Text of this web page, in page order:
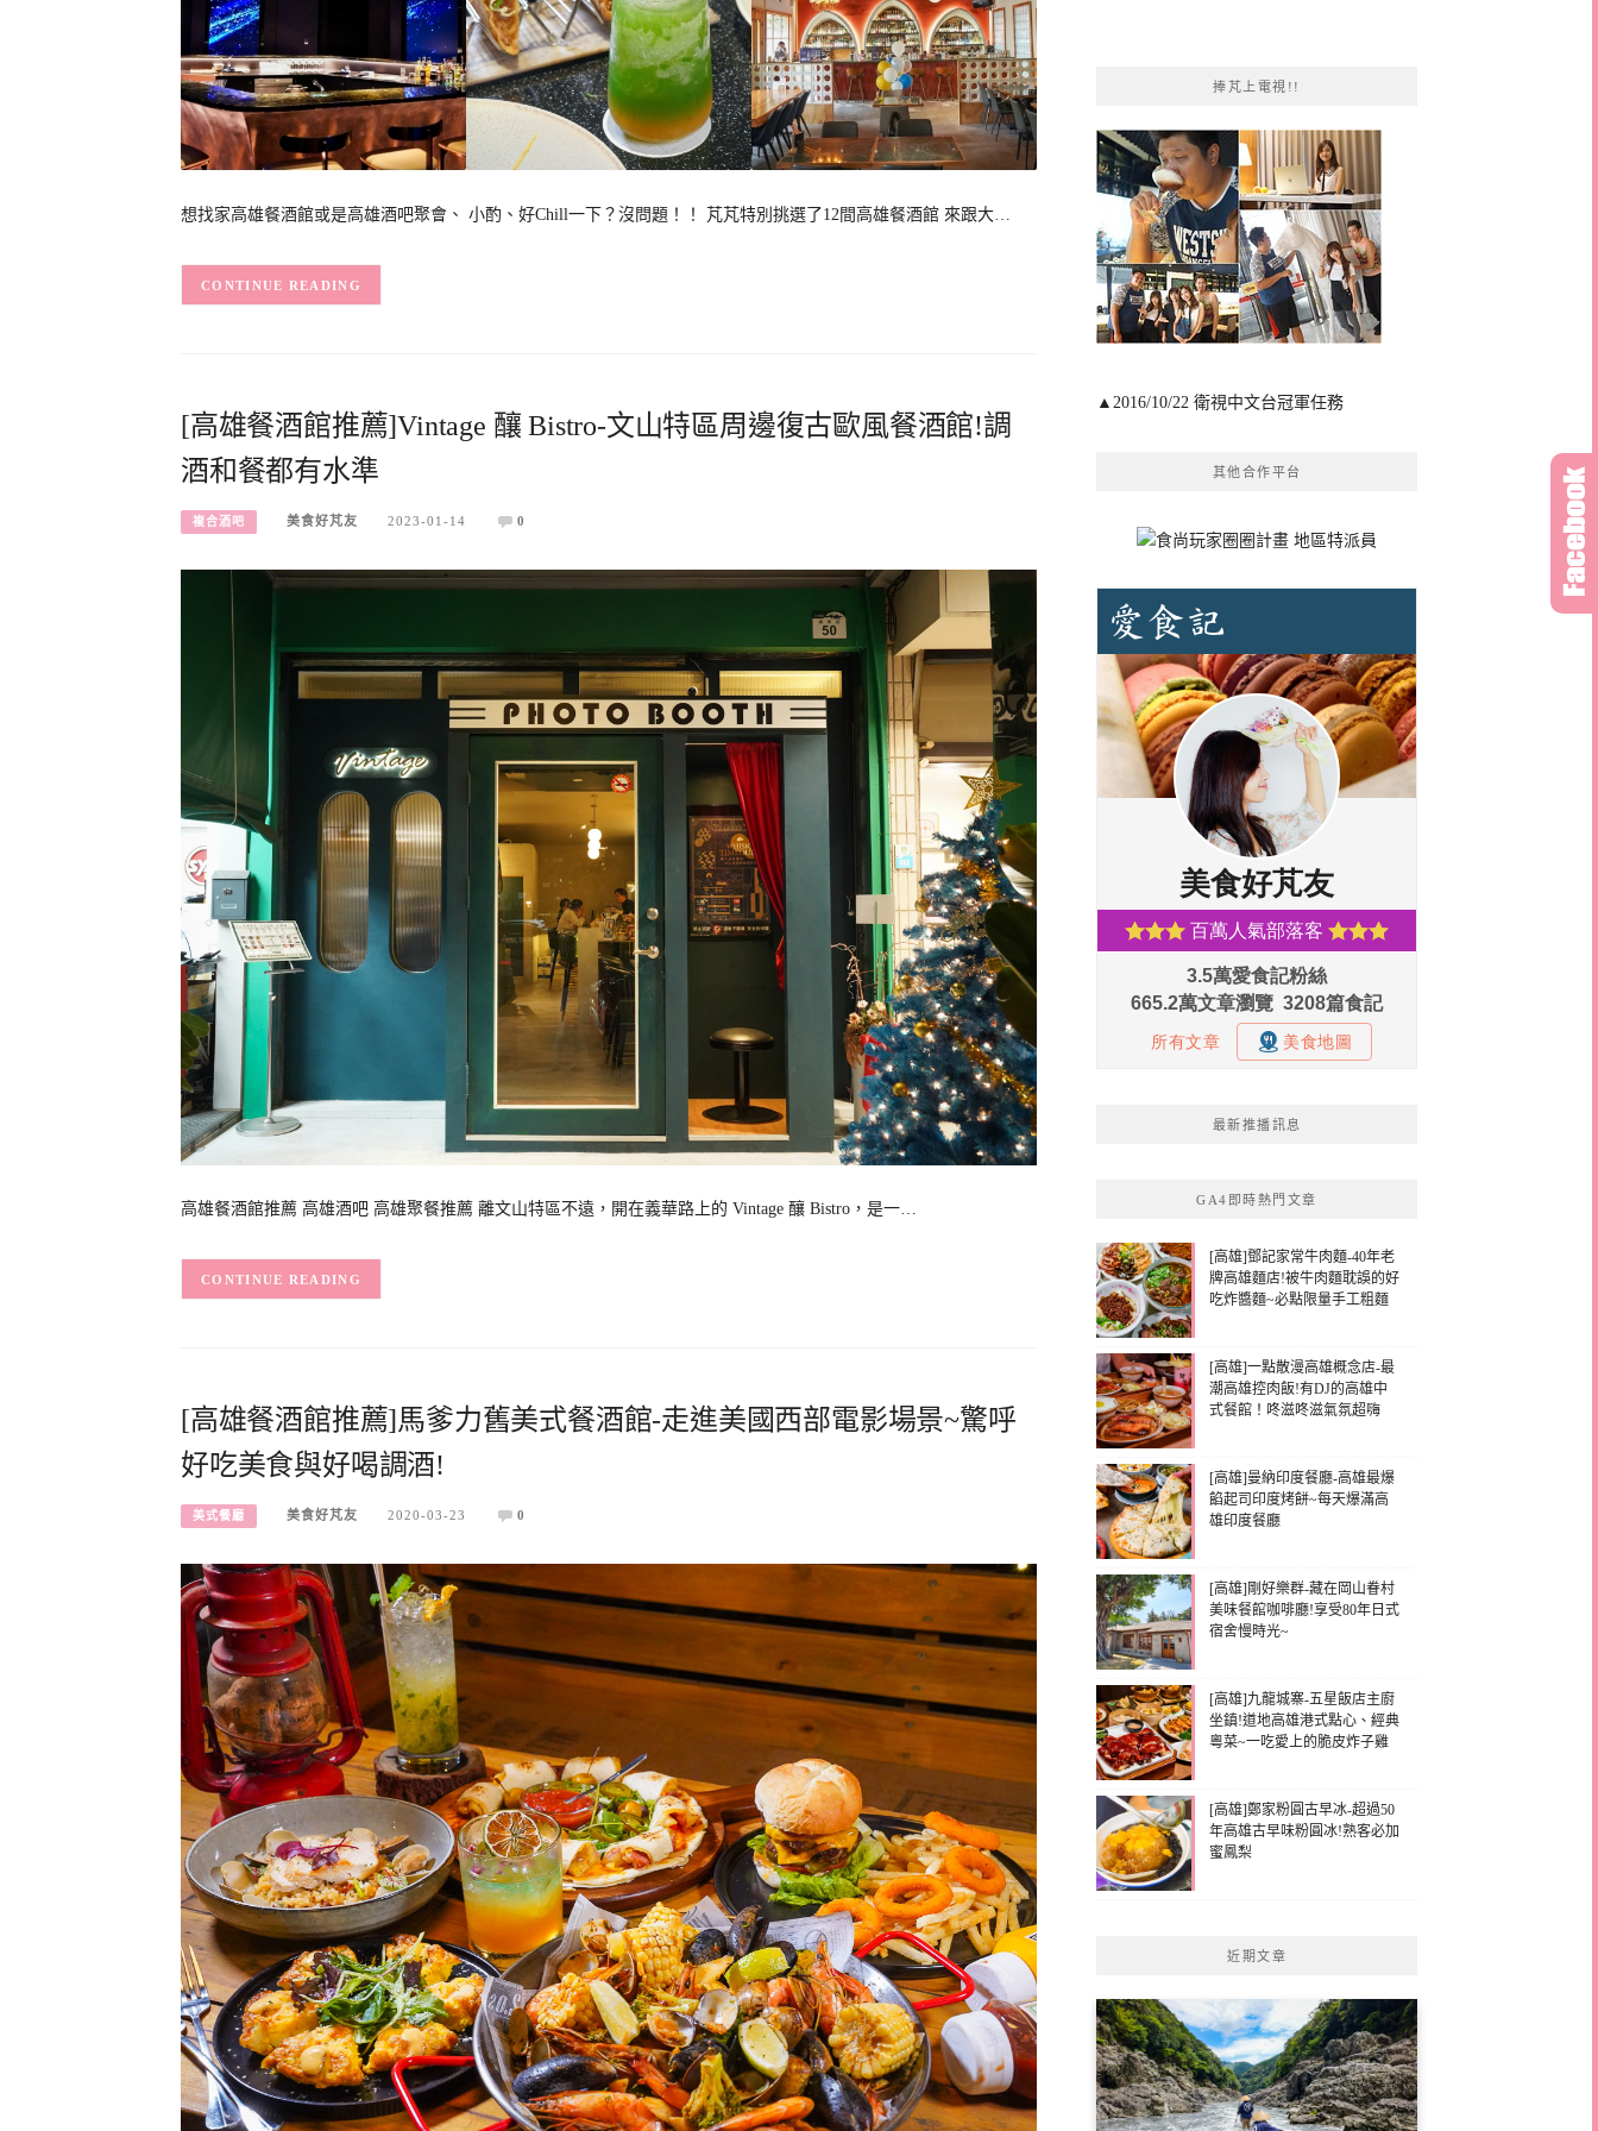
想找家高雄餐酒館或是高雄酒吧聚會、 小酌、好Chill一下？沒問題！！ 芃芃特別挑選了12間高雄餐酒館 來跟大…
CONTINUE READING
[高雄餐酒館推薦]Vintage 釀 Bistro-文山特區周邊復古歐風餐酒館!調
酒和餐都有水準
複合酒吧 美食好芃友 2023-01-14 0
高雄餐酒館推薦 高雄酒吧 高雄聚餐推薦 離文山特區不遠，開在義華路上的 Vintage 釀 Bistro，是一…
CONTINUE READING
[高雄餐酒館推薦]馬爹力舊美式餐酒館-走進美國西部電影場景~驚呼
好吃美食與好喝調酒!
美式餐廳 美食好芃友 2020-03-23 0
捧芃上電視!!
▲2016/10/22 衛視中文台冠軍任務
其他合作平台
最新推播訊息
GA4即時熱門文章
[高雄]鄧記家常牛肉麵-40年老
牌高雄麵店!被牛肉麵耽誤的好
吃炸醬麵~必點限量手工粗麵
[高雄]一點散漫高雄概念店-最
潮高雄控肉飯!有DJ的高雄中
式餐館！咚滋咚滋氣氛超嗨
[高雄]曼納印度餐廳-高雄最爆
餡起司印度烤餅~每天爆滿高
雄印度餐廳
[高雄]剛好樂群-藏在岡山眷村
美味餐館咖啡廳!享受80年日式
宿舍慢時光~
[高雄]九龍城寨-五星飯店主廚
坐鎮!道地高雄港式點心、經典
粵菜~一吃愛上的脆皮炸子雞
[高雄]鄭家粉圓古早冰-超過50
年高雄古早味粉圓冰!熟客必加
蜜鳳梨
近期文章